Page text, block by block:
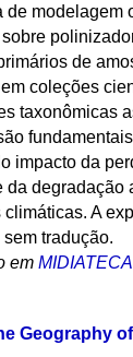
de modelagem
de
coleções
taxonômicas
impacto da
da degradação
climáticas. A
tradução.
em MIDIATECA
Geography